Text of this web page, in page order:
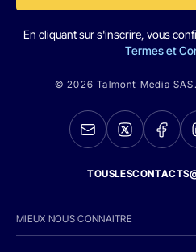
En cliquant sur s'inscrire, vous
Termes et
© 2026 Talmont Media
MIEUX NOUS CONNAITRE